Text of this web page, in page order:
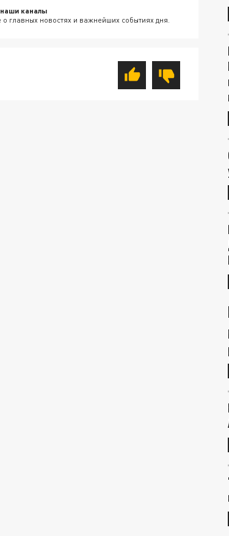
каналы
о главных новостях и важнейших событиях дня.